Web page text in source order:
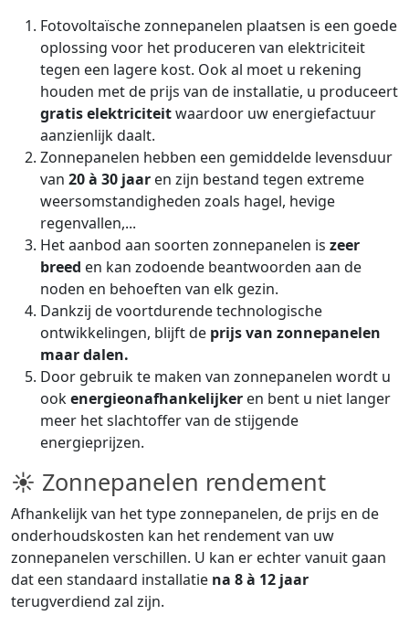
Fotovoltaïsche zonnepanelen plaatsen is een goede
oplossing voor het produceren van elektriciteit
tegen een lagere kost. Ook al moet u rekening
houden met de prijs van de installatie, u produceert
gratis elektriciteitwaardoor uw energiefactuur
aanzienlijk daalt.
Zonnepanelen hebben een gemiddelde levensduur
van 20 à 30 jaar en zijn bestand tegen extreme
weersomstandigheden zoals hagel, hevige
regenvallen,...
Het aanbod aan soorten zonnepanelen is zeer
breed en kan zodoende beantwoorden aan de
noden en behoeften van elk gezin.
Dankzij de voortdurende technologische
ontwikkelingen, blijft de prijs van zonnepanelen
maar dalen.
Door gebruik te maken van zonnepanelen wordt u
ookenergieonafhankelijker en bent u niet langer
meer het slachtoffer van de stijgende
energieprijzen.
☀ Zonnepanelen rendement
Afhankelijk van het type zonnepanelen, de prijs en de
onderhoudskosten kan het rendement van uw
zonnepanelen verschillen. U kan er echter vanuit gaan
dat een standaard installatie na 8 à 12 jaar
terugverdiend zal zijn.